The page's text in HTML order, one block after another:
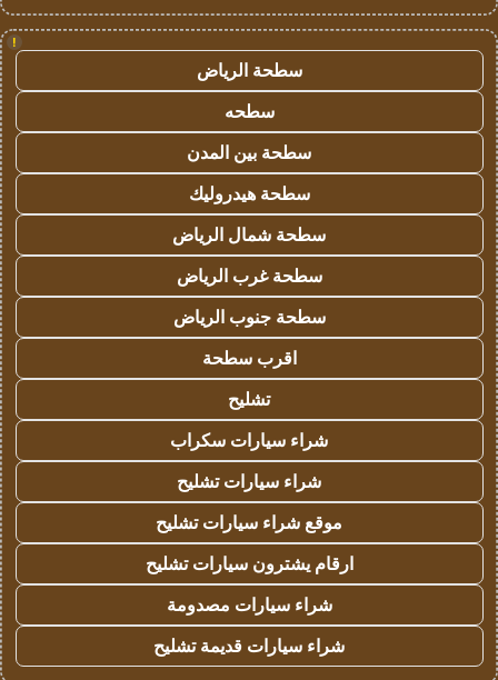
!
سطحة الرياض
سطحه
سطحة بين المدن
سطحة هيدروليك
سطحة شمال الرياض
سطحة غرب الرياض
سطحة جنوب الرياض
اقرب سطحة
تشليح
شراء سيارات سكراب
شراء سيارات تشليح
موقع شراء سيارات تشليح
ارقام يشترون سيارات تشليح
شراء سيارات مصدومة
شراء سيارات قديمة تشليح